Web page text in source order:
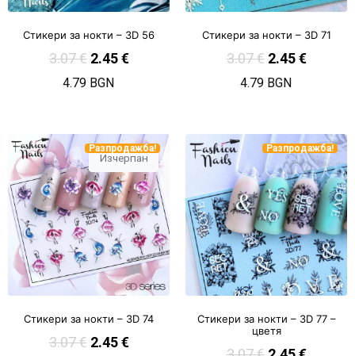
Стикери за нокти – 3D 56
3.07€ 2.45€
4.79 BGN
Стикери за нокти – 3D 71
3.07€ 2.45€
4.79 BGN
Изчерпан
Разпродажба!
Стикери за нокти – 3D 74
3.07€ 2.45€
Разпродажба!
Стикери за нокти – 3D 77 –
цветя